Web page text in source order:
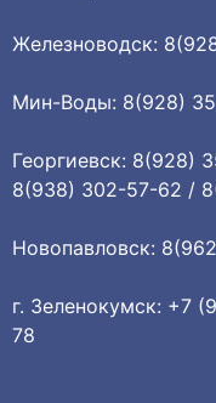
Железноводск:
Мин-Воды: 8(928)
Георгиевск: 8(928)
8(938) 302-57-62 /
Новопавловск:
г. Зеленокумск: +7
78